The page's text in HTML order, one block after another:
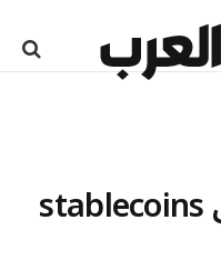
نغمة EC الناعمة على stablecoins